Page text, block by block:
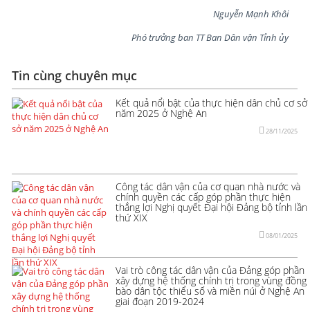
Nguyễn Mạnh Khôi
Phó trưởng ban TT Ban Dân vận Tỉnh ủy
Tin cùng chuyên mục
Kết quả nổi bật của thực hiện dân chủ cơ sở
năm 2025 ở Nghệ An
28/11/2025
Công tác dân vận của cơ quan nhà nước và
chính quyền các cấp góp phần thực hiện
thắng lợi Nghị quyết Đại hội Đảng bộ tỉnh lần
thứ XIX
08/01/2025
Vai trò công tác dân vận của Đảng góp phần
xây dựng hệ thống chính trị trong vùng đồng
bào dân tộc thiểu số và miền núi ở Nghệ An
giai đoạn 2019-2024